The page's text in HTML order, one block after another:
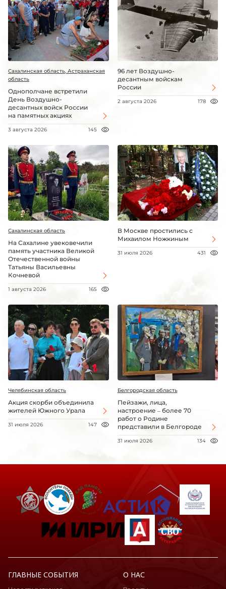
Сахалинская область, Астраханская
область
Однополчане встретили
День Воздушно-
десантных войск России
на памятных акциях
3 августа 2026 145
96 лет Воздушно-
десантным войскам
России
2 августа 2026 178
Сахалинская область
На Сахалине увековечили
память участника Великой
Отечественной войны
Татьяны Васильевны
Кочневой
1 августа 2026 165
В Москве простились с
Михаилом Ножкиным
31 июля 2026 431
Челябинская область
Акция скорби объединила
жителей Южного Урала
31 июля 2026 147
Белгородская область
Пейзажи, лица,
настроение – более 70
работ о Родине
представили в Белгороде
31 июля 2026 134
ГЛАВНЫЕ СОБЫТИЯ О НАС